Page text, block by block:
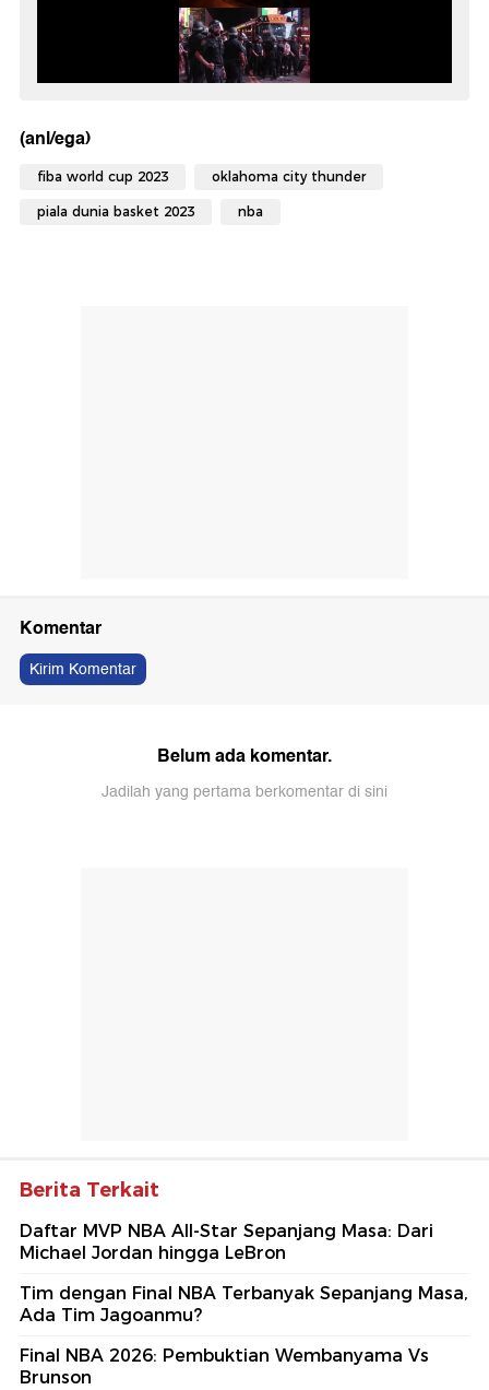
(anl/ega)
fiba world cup 2023 oklahoma city thunder
piala dunia basket 2023 nba
Komentar
Kirim Komentar
Belum ada komentar.
Jadilah yang pertama berkomentar di sini
Berita Terkait
Daftar MVP NBA All-Star Sepanjang Masa: Dari
Michael Jordan hingga LeBron
Tim dengan Final NBA Terbanyak Sepanjang Masa,
Ada Tim Jagoanmu?
Final NBA 2026: Pembuktian Wembanyama Vs
Brunson